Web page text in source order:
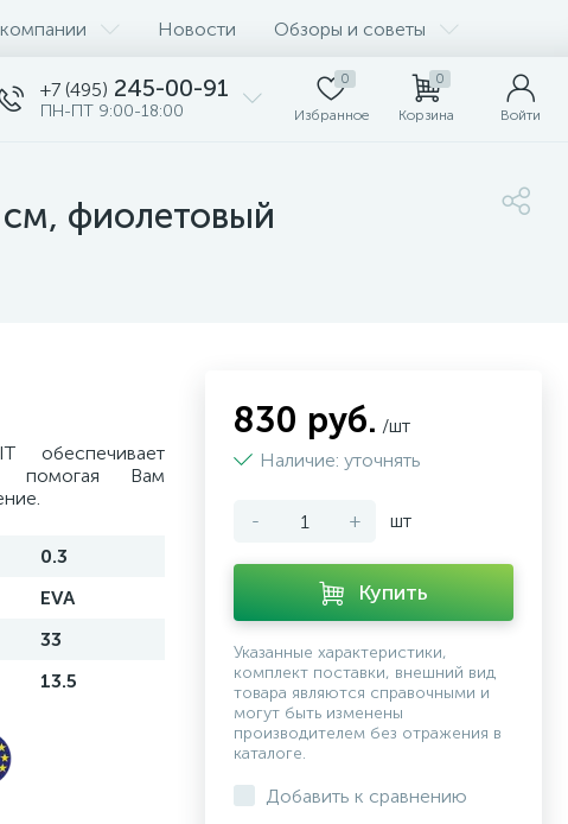
Новости Обзоры и советы
+7 (495) 245-00-91
ПН-ПТ 9:00-18:00
0
Избранное
0
Корзина Войти
фиолетовый
обеспечивает
помогая Вам
0.3
EVA
33
13.5
830 руб. /шт
Наличие: уточнять
- + шт
Купить
Указанные характеристики,
комплект поставки, внешний вид
товара являются справочными и
могут быть изменены
производителем без отражения в
каталоге.
Добавить к сравнению